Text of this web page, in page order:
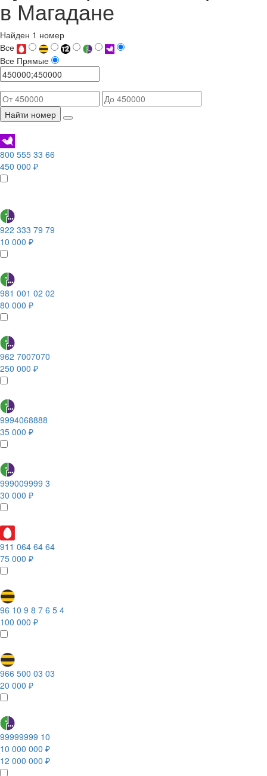
в Магадане
Найден 1 номер
Все
Все Прямые
Найти номер
800 555 33 66
450 000 ₽
922 333 79 79
10 000 ₽
981 001 02 02
80 000 ₽
962 7007070
250 000 ₽
9994068888
35 000 ₽
999009999 3
30 000 ₽
911 064 64 64
75 000 ₽
96 10 9 8 7 6 5 4
100 000 ₽
966 500 03 03
20 000 ₽
99999999 10
10 000 000 ₽
12 000 000 ₽